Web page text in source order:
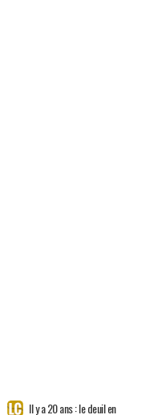
Il y a 20 ans : le deuil en